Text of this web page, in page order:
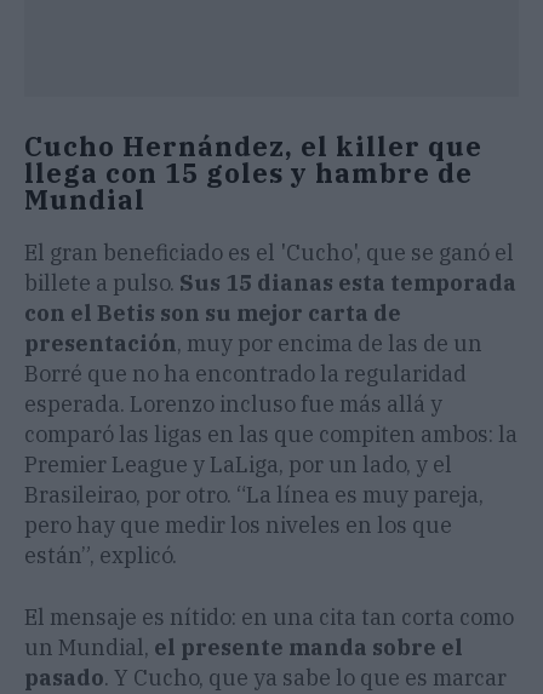
Cucho Hernández, el killer que
llega con 15 goles y hambre de
Mundial
El gran beneficiado es el 'Cucho', que se ganó el
billete a pulso. Sus 15 dianas esta temporada
con el Betis son su mejor carta de
presentación, muy por encima de las de un
Borré que no ha encontrado la regularidad
esperada. Lorenzo incluso fue más allá y
comparó las ligas en las que compiten ambos: la
Premier League y LaLiga, por un lado, y el
Brasileirao, por otro. “La línea es muy pareja,
pero hay que medir los niveles en los que
están”, explicó.
El mensaje es nítido: en una cita tan corta como
un Mundial, el presente manda sobre el
pasado. Y Cucho, que ya sabe lo que es marcar